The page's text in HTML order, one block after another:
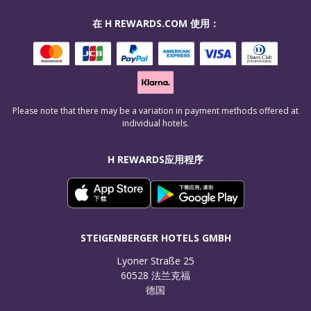
H REWARDS应用程序
STEIGENBERGER HOTELS GMBH
Lyoner Straße 25
60528 法兰克福
德国
在 H REWARDS.COM 使用：
Please note that there may be a variation in payment methods offered at
individual hotels.